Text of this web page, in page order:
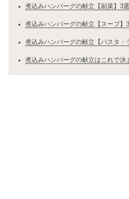
煮込みハンバーグの献立【副菜】3選
煮込みハンバーグの献立【スープ】
煮込みハンバーグの献立【パスタ・
煮込みハンバーグの献立はこれで決